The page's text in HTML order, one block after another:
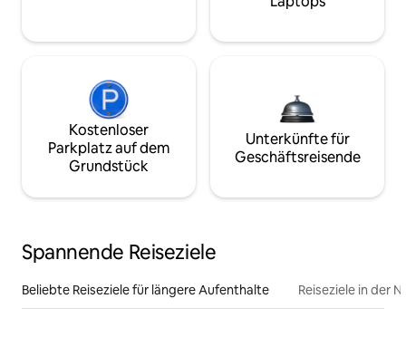
Kostenloser
Parkplatz auf dem
Grundstück
Unterkünfte für
Geschäftsreisende
Spannende Reiseziele
Beliebte Reiseziele für längere Aufenthalte Reiseziele in der